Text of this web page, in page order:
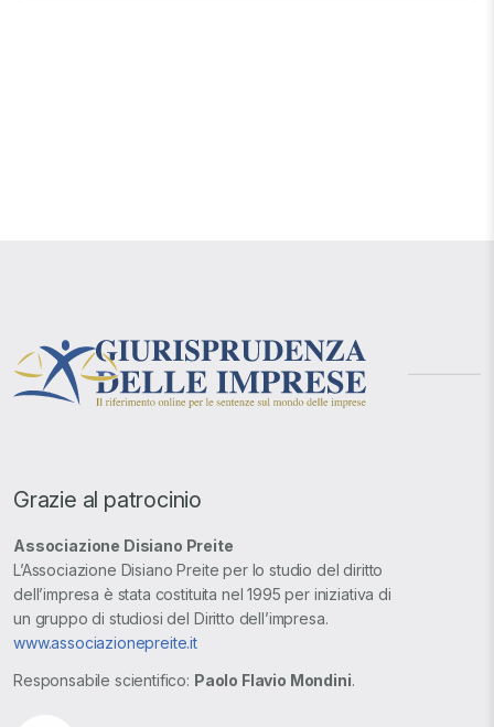
Grazie al patrocinio
Associazione Disiano Preite
L’Associazione Disiano Preite per lo studio del diritto
dell’impresa è stata costituita nel 1995 per iniziativa di
un gruppo di studiosi del Diritto dell’impresa.
www.associazionepreite.it
Responsabile scientifico: Paolo Flavio Mondini.